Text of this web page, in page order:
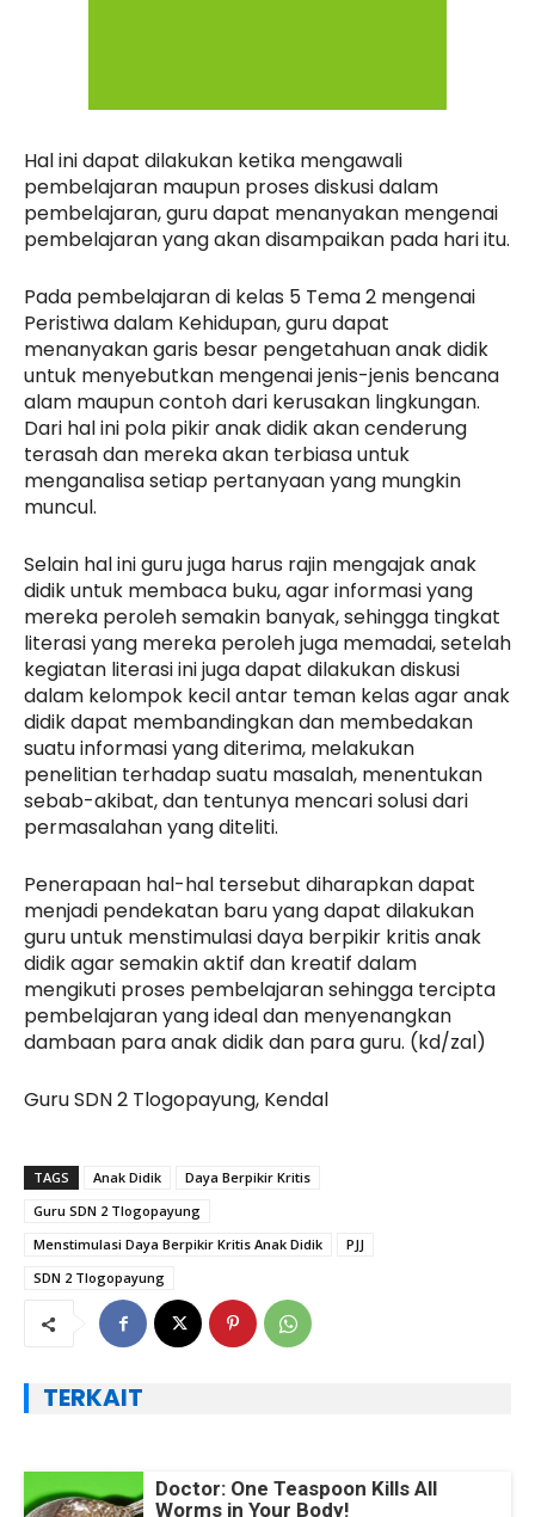
Hal ini dapat dilakukan ketika mengawali
pembelajaran maupun proses diskusi dalam
pembelajaran, guru dapat menanyakan mengenai
pembelajaran yang akan disampaikan pada hari itu.
Pada pembelajaran di kelas 5 Tema 2 mengenai
Peristiwa dalam Kehidupan, guru dapat
menanyakan garis besar pengetahuan anak didik
untuk menyebutkan mengenai jenis-jenis bencana
alam maupun contoh dari kerusakan lingkungan.
Dari hal ini pola pikir anak didik akan cenderung
terasah dan mereka akan terbiasa untuk
menganalisa setiap pertanyaan yang mungkin
muncul.
Selain hal ini guru juga harus rajin mengajak anak
didik untuk membaca buku, agar informasi yang
mereka peroleh semakin banyak, sehingga tingkat
literasi yang mereka peroleh juga memadai, setelah
kegiatan literasi ini juga dapat dilakukan diskusi
dalam kelompok kecil antar teman kelas agar anak
didik dapat membandingkan dan membedakan
suatu informasi yang diterima, melakukan
penelitian terhadap suatu masalah, menentukan
sebab-akibat, dan tentunya mencari solusi dari
permasalahan yang diteliti.
Penerapaan hal-hal tersebut diharapkan dapat
menjadi pendekatan baru yang dapat dilakukan
guru untuk menstimulasi daya berpikir kritis anak
didik agar semakin aktif dan kreatif dalam
mengikuti proses pembelajaran sehingga tercipta
pembelajaran yang ideal dan menyenangkan
dambaan para anak didik dan para guru. (kd/zal)
Guru SDN 2 Tlogopayung, Kendal
TAGS Anak Didik
Daya Berpikir Kritis
Guru SDN 2 Tlogopayung
Menstimulasi Daya Berpikir Kritis Anak Didik
PJJ
SDN 2 Tlogopayung
TERKAIT
Doctor: One Teaspoon Kills All
Worms in Your Body!